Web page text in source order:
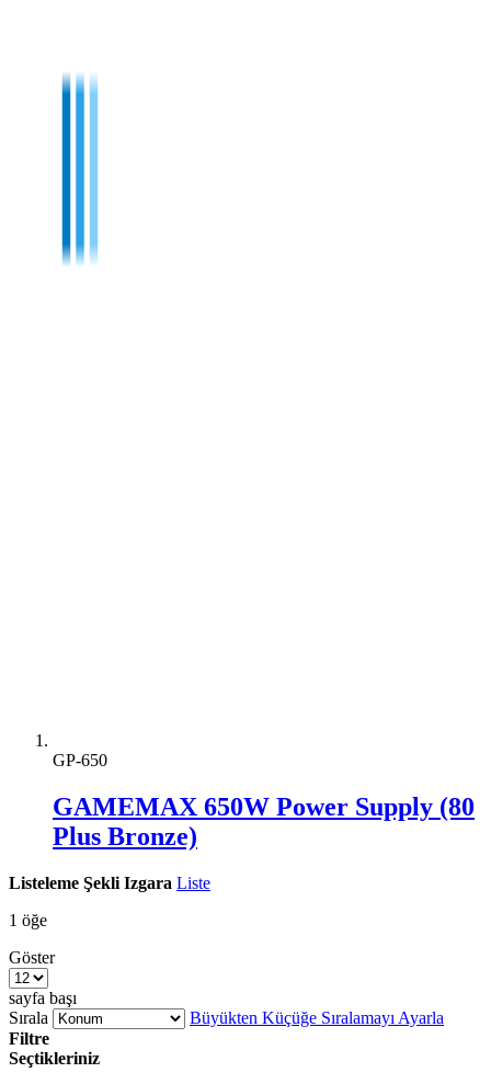
GP-650
GAMEMAX 650W Power Supply (80
Plus Bronze)
Listeleme Şekli Izgara Liste
1 öğe
Göster
sayfa başı
Sırala
Büyükten Küçüğe Sıralamayı Ayarla
Filtre
Seçtikleriniz